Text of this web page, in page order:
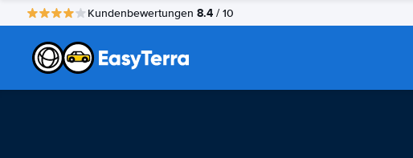
Kundenbewertungen 8.4 / 10